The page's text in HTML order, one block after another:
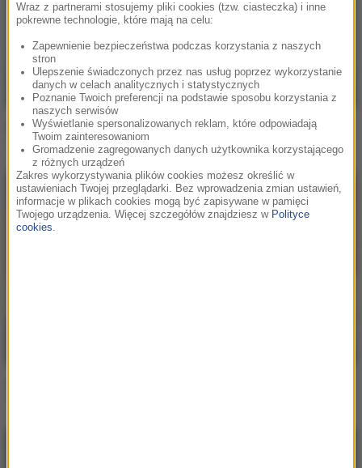
Deorro / Dycy
Going Up
Wraz z partnerami stosujemy pliki cookies (tzw. ciasteczka) i inne
pokrewne technologie, które mają na celu:
Zapewnienie bezpieczeństwa podczas korzystania z naszych
stron
Ulepszenie świadczonych przez nas usług poprzez wykorzystanie
danych w celach analitycznych i statystycznych
Poznanie Twoich preferencji na podstawie sposobu korzystania z
naszych serwisów
Wyświetlanie spersonalizowanych reklam, które odpowiadają
Twoim zainteresowaniom
Gromadzenie zagregowanych danych użytkownika korzystającego
z różnych urządzeń
Zakres wykorzystywania plików cookies możesz określić w
ustawieniach Twojej przeglądarki. Bez wprowadzenia zmian ustawień,
informacje w plikach cookies mogą być zapisywane w pamięci
Twojego urządzenia. Więcej szczegółów znajdziesz w Polityce
cookies